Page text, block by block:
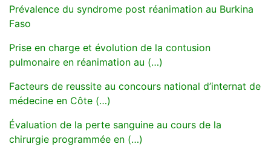
Prévalence du syndrome post réanimation au Burkina
Faso
Prise en charge et évolution de la contusion
pulmonaire en réanimation au (…)
Facteurs de reussite au concours national d’internat de
médecine en Côte (…)
Évaluation de la perte sanguine au cours de la
chirurgie programmée en (…)